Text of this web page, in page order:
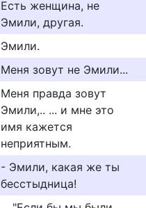
Есть женщина, не
Эмили, другая.
Эмили.
Меня зовут не Эмили...
Меня правда зовут
Эмили,.. ... и мне это
имя кажется
неприятным.
- Эмили, какая же ты
бесстыдница!